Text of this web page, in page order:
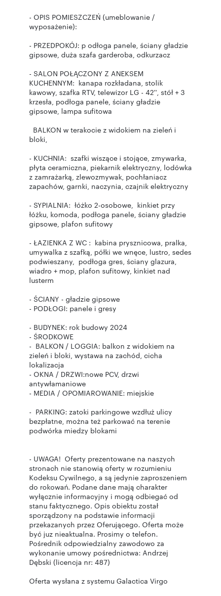
- OPIS POMIESZCZEŃ (umeblowanie /
wyposażenie):
- PRZEDPOKÓJ: p odłoga panele, ściany gładzie
gipsowe, duża szafa garderoba, odkurzacz
- SALON POŁĄCZONY Z ANEKSEM
KUCHENNYM: kanapa rozkładana, stolik
kawowy, szafka RTV, telewizor LG - 42'', stół + 3
krzesła, podłoga panele, ściany gładzie
gipsowe, lampa sufitowa
BALKON w terakocie z widokiem na zieleń i
bloki,
- KUCHNIA: szafki wiszące i stojące, zmywarka,
płyta ceramiczna, piekarnik elektryczny, lodówka
z zamrażarką, zlewozmywak, pochłaniacz
zapachów, garnki, naczynia, czajnik elektryczny
- SYPIALNIA: łóżko 2-osobowe, kinkiet przy
łóżku, komoda, podłoga panele, ściany gładzie
gipsowe, plafon sufitowy
- ŁAZIENKA Z WC : kabina prysznicowa, pralka,
umywalka z szafką, półki we wnęce, lustro, sedes
podwieszany, podłoga gres, ściany glazura,
wiadro + mop, plafon sufitowy, kinkiet nad
lusterm
- ŚCIANY - gładzie gipsowe
- PODŁOGI: panele i gresy
- BUDYNEK: rok budowy 2024
- ŚRODKOWE
- BALKON / LOGGIA: balkon z widokiem na
zieleń i bloki, wystawa na zachód, cicha
lokalizacja
- OKNA / DRZWI:nowe PCV, drzwi
antywłamaniowe
- MEDIA / OPOMIAROWANIE: miejskie
- PARKING: zatoki parkingowe wzdłuż ulicy
bezpłatne, można też parkować na terenie
podwórka miedzy blokami
- UWAGA! Oferty prezentowane na naszych
stronach nie stanowią oferty w rozumieniu
Kodeksu Cywilnego, a są jedynie zaproszeniem
do rokowań. Podane dane mają charakter
wyłącznie informacyjny i mogą odbiegać od
stanu faktycznego. Opis obiektu został
sporządzony na podstawie informacji
przekazanych przez Oferującego. Oferta może
być juz nieaktualna. Prosimy o telefon.
Pośrednik odpowiedzialny zawodowo za
wykonanie umowy pośrednictwa: Andrzej
Dębski (licencja nr: 487)
Oferta wysłana z systemu Galactica Virgo